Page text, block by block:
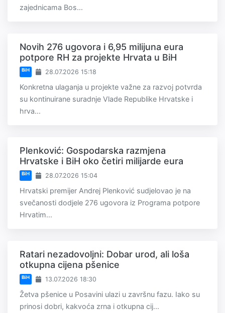
zajednicama Bos...
Novih 276 ugovora i 6,95 milijuna eura
potpore RH za projekte Hrvata u BiH
BiH 28.07.2026 15:18
Konkretna ulaganja u projekte važne za razvoj potvrda
su kontinuirane suradnje Vlade Republike Hrvatske i
hrva...
Plenković: Gospodarska razmjena
Hrvatske i BiH oko četiri milijarde eura
BiH 28.07.2026 15:04
Hrvatski premijer Andrej Plenković sudjelovao je na
svečanosti dodjele 276 ugovora iz Programa potpore
Hrvatim...
Ratari nezadovoljni: Dobar urod, ali loša
otkupna cijena pšenice
BiH 13.07.2026 18:30
Žetva pšenice u Posavini ulazi u završnu fazu. Iako su
prinosi dobri, kakvoća zrna i otkupna cij...